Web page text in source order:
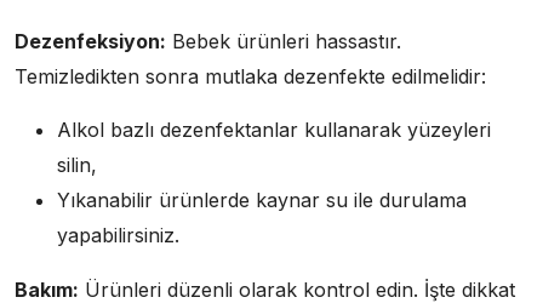
Dezenfeksiyon: Bebek ürünleri hassastır.
Temizledikten sonra mutlaka dezenfekte edilmelidir:
Alkol bazlı dezenfektanlar kullanarak yüzeyleri
silin,
Yıkanabilir ürünlerde kaynar su ile durulama
yapabilirsiniz.
Bakım: Ürünleri düzenli olarak kontrol edin. İşte dikkat